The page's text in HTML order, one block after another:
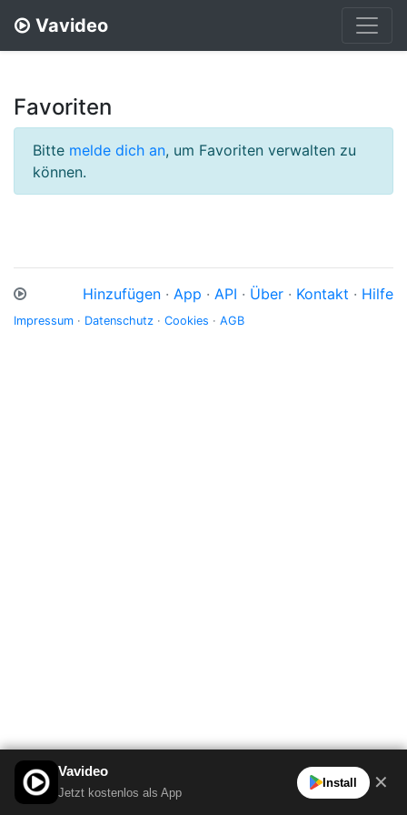
Vavideo
Favoriten
Bitte melde dich an, um Favoriten verwalten zu
können.
Hinzufügen · App · API · Über · Kontakt · Hilfe
Impressum · Datenschutz · Cookies · AGB
Vavideo
Jetzt kostenlos als App
Install ✕